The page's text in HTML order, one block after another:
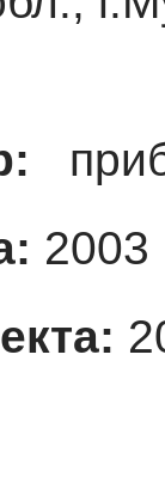
2003